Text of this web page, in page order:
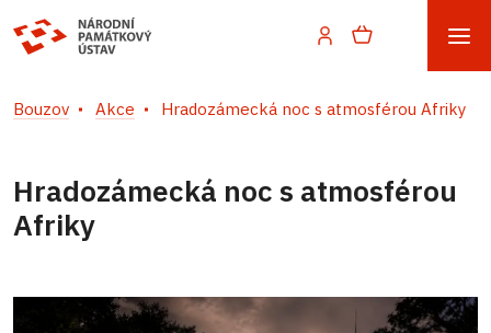
Bouzov Akce Hradozámecká noc s atmosférou Afriky
Hradozámecká noc s atmosférou
Afriky